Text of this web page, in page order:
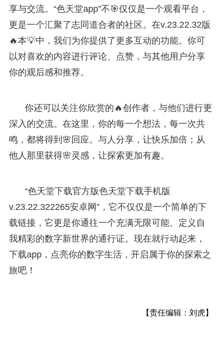
享与交流。“色天堂app”不🎯仅仅是一个观看平台，
更是一个汇聚了志同道合者的社区。在v.23.22.32版
🔥本💡中，我们为你提供了更多互动的功能。你可
以对喜欢的内容进行评论、点赞，与其他用户分享
你的观后感和推荐。
你还可以关注你欣赏的🔥创作者，与他们进行更
深入的交流。在这里，你的每一个想法，每一次共
鸣，都将得到🌸回应。与人分享，让快乐加倍；从
他人那里获得🌸灵感，让探索更加有趣。
“色天堂下载官方版色天堂下载手机版
v.23.22.322265安卓网”，它不仅仅是一个简单的下
载链接，它更是你通往一个充满无限可能、定义自
我精彩的数字新世界的通行证。现在就行动起来，
下载app，点亮你的数字生活，开启属于你的探索之
旅吧！
【责任编辑：刘虎】